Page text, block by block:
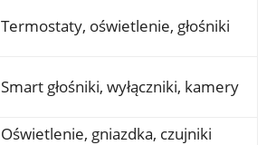
Termostaty, oświetlenie, głośniki
Smart głośniki, wyłączniki, kamery
Oświetlenie, gniazdka, czujniki